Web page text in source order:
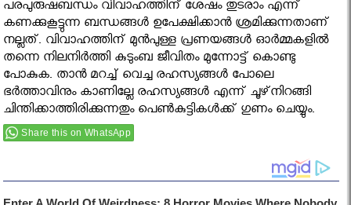
പരപുരുഷബന്ധം വിവാഹത്തിന് ശേഷം തുടരാം എന്ന്
കണക്കുകൂട്ടുന്ന ബന്ധങ്ങള്‍ ഉപേക്ഷിക്കാന്‍ ശ്രമിക്കുന്നതാണ്
നല്ലത്. വിവാഹത്തിന് മുന്‍പുള്ള പ്രണയങ്ങള്‍ ഓര്‍മ്മകളില്‍
തന്നെ നിലനിര്‍ത്തി കുടുംബ ജീവിതം മുന്നോട്ട് കൊണ്ടു
പോകുക. താന്‍ മറച്ച് വെച്ച രഹസ്യങ്ങള്‍ പോലെ
ഭര്‍ത്താവിനും കാണില്ലേ രഹസ്യങ്ങള്‍ എന്ന് ചൂഴ്‌നിറങ്ങി
ചിന്തിക്കാത്തിരിക്കുന്നതും പെണ്‍കുട്ടികള്‍ക്ക് ഗുണം ചെയ്യും.
Share this on WhatsApp